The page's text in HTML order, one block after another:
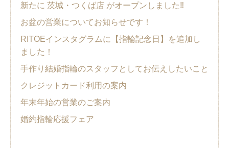
新たに 茨城・つくば店 がオープンしました‼︎
お盆の営業についてお知らせです！
RITOEインスタグラムに【指輪記念日】を追加し
ました！
手作り結婚指輪のスタッフとしてお伝えしたいこと
クレジットカード利用の案内
年末年始の営業のご案内
婚約指輪応援フェア